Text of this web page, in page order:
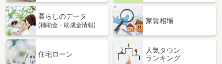
専有面積 57.02m²
間取り
岩手県奥州市胆沢小山字北笹森
暮らしのデータ
(補助金・助成金情報)
家賃相場
住宅ローン
人気タウン
ランキング